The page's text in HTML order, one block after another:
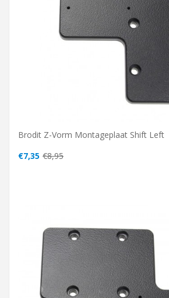
Brodit Z-Vorm Montageplaat Shift Left
€7,35 €8,95